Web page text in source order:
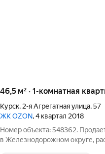
46,5 м² · 1-комнатная
Курск, 2-я Агрегатная улица,57
ЖК OZON, 4 квартал 2018
Номер объекта: 548362.
в Железнодорожном округе,